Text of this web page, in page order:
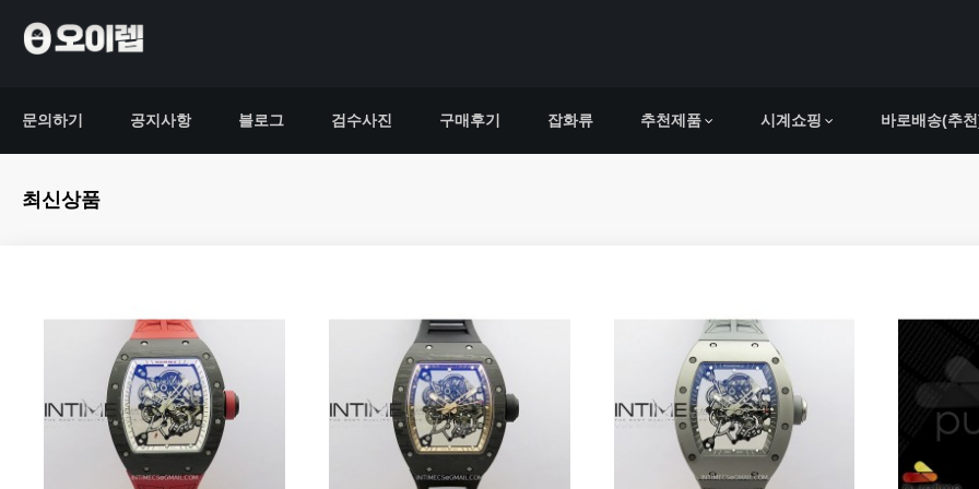
문의하기 공지사항 블로그 검수사진 구매후기 잡화류 추천제품 시계쇼핑 바로배송(추
최신상품